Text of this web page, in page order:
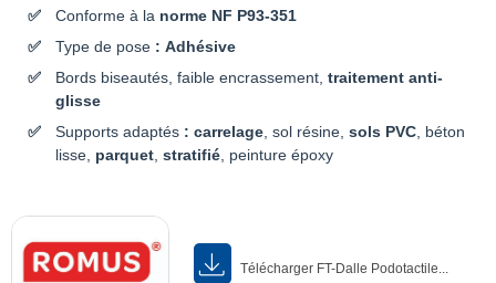
Conforme à la norme NF P93-351
Type de pose : Adhésive
Bords biseautés, faible encrassement, traitement anti-
glisse
Supports adaptés : carrelage , sol résine, sols PVC , béton
lisse, parquet stratifié , peinture époxy
Télécharger FT-Dalle Podotactile...